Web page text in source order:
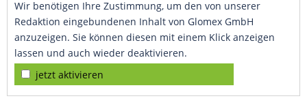
Wir benötigen Ihre Zustimmung, um den von unserer
Redaktion eingebundenen Inhalt von Glomex GmbH
anzuzeigen. Sie können diesen mit einem Klick anzeigen
lassen und auch wieder deaktivieren.
jetzt aktivieren